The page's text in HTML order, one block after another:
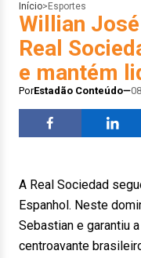
Início> Esportes
Willian
Real
e mantém
PorEstadão Conteúdo
A Real Sociedad
Espanhol. Neste
Sebastian e garantiu
centroavante